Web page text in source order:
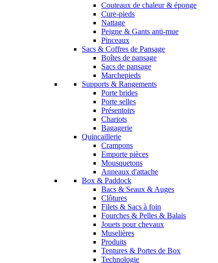
Couteaux de chaleur & éponge
Cure-pieds
Nattage
Peigne & Gants anti-mue
Pinceaux
Sacs & Coffres de Pansage
Boîtes de pansage
Sacs de pansage
Marchepieds
Supports & Rangements
Porte brides
Porte selles
Présentoirs
Chariots
Bagagerie
Quincaillerie
Crampons
Emporte pièces
Mousquetons
Anneaux d'attache
Box & Paddock
Bacs & Seaux & Auges
Clôtures
Filets & Sacs à foin
Fourches & Pelles & Balais
Jouets pour chevaux
Muselières
Produits
Tentures & Portes de Box
Technologie